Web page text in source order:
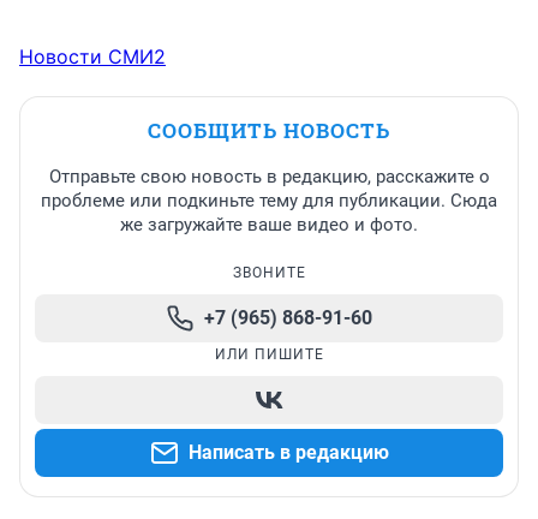
Новости СМИ2
СООБЩИТЬ НОВОСТЬ
Отправьте свою новость в редакцию, расскажите о
проблеме или подкиньте тему для публикации. Сюда
же загружайте ваше видео и фото.
ЗВОНИТЕ
+7 (965) 868-91-60
ИЛИ ПИШИТЕ
Написать в редакцию